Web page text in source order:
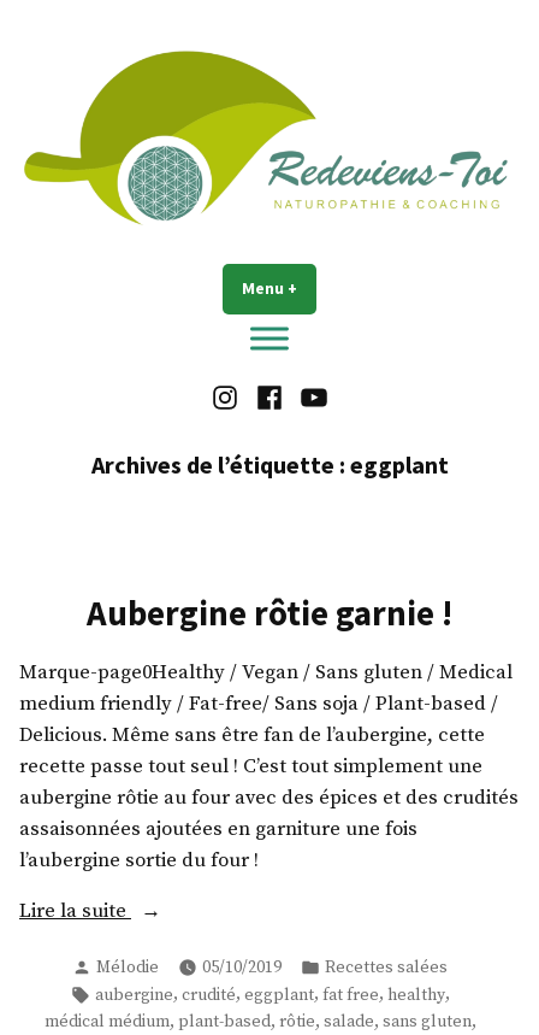
Redeviens-toi Menu +
Instagram
FacebookYoutube
Archives de l’étiquette : eggplant
Aubergine rôtie garnie !
Marque-page0Healthy / Vegan / Sans gluten / Medical
medium friendly / Fat-free/ Sans soja / Plant-based /
Delicious. Même sans être fan de l’aubergine, cette
recette passe tout seul ! C’est tout simplement une
aubergine rôtie au four avec des épices et des crudités
assaisonnées ajoutées en garniture une fois
l’aubergine sortie du four !
Lire la suite
« Aubergine
garnie
! »
Publié
par
Mélodie 05/10/2019
Publié
dans
Recettes salées
Étiquettes :
aubergine, crudité, eggplant, fat free, healthy,
médical médium, plant-based, rôtie, salade, sans gluten,